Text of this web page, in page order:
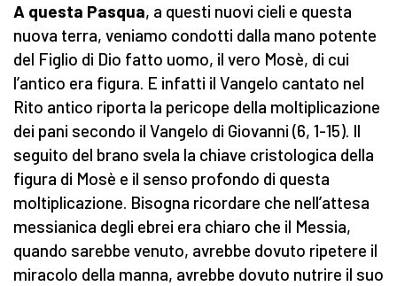
A questa Pasqua, a questi nuovi cieli e questa
nuova terra, veniamo condotti dalla mano potente
del Figlio di Dio fatto uomo, il vero Mosè, di cui
l’antico era figura. E infatti il Vangelo cantato nel
Rito antico riporta la pericope della moltiplicazione
dei pani secondo il Vangelo di Giovanni (6, 1-15). Il
seguito del brano svela la chiave cristologica della
figura di Mosè e il senso profondo di questa
moltiplicazione. Bisogna ricordare che nell’attesa
messianica degli ebrei era chiaro che il Messia,
quando sarebbe venuto, avrebbe dovuto ripetere il
miracolo della manna, avrebbe dovuto nutrire il suo